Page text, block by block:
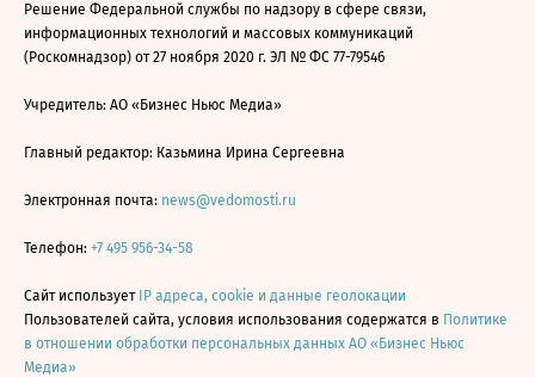
Решение Федеральной службы по надзору в сфере связи,
информационных технологий и массовых коммуникаций
(Роскомнадзор) от 27 ноября 2020 г. ЭЛ № ФС 77-79546
Учредитель: АО «Бизнес Ньюс Медиа»
Главный редактор: Казьмина Ирина Сергеевна
Электронная почта: news@vedomosti.ru
Телефон: +7 495 956-34-58
Сайт использует IP адреса, cookie и данные геолокации
Пользователей сайта, условия использования содержатся в Политике
в отношении обработки персональных данных АО «Бизнес Ньюс
Медиа»